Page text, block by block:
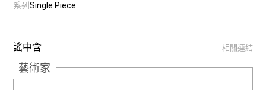
系列Single Piece
謠中含 相關連結
藝術家